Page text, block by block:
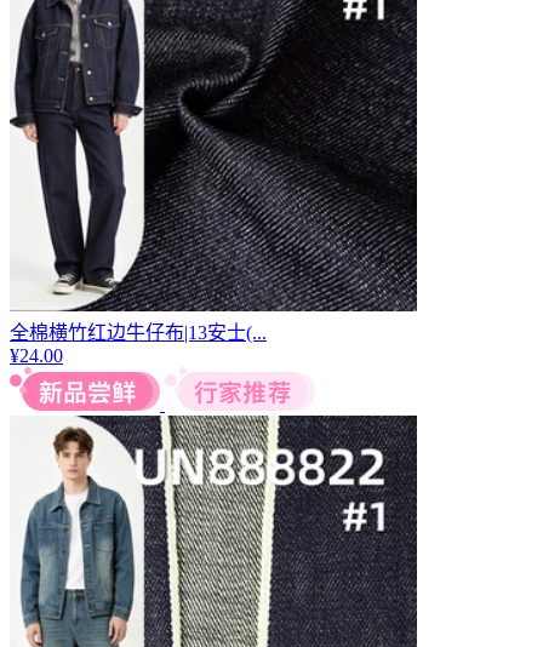
全棉横竹红边牛仔布|13安士(...
¥24.00